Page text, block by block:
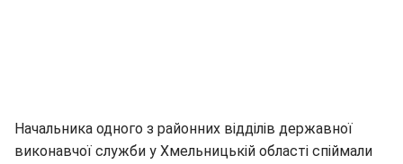
Начальника одного з районних відділів державної
виконавчої служби у Хмельницькій області спіймали